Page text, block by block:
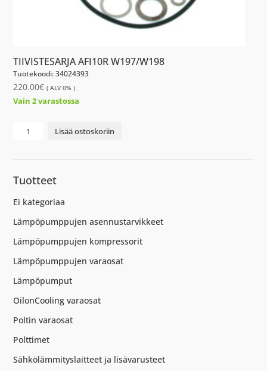
TIIVISTESARJA AFI10R W197/W198
Tuotekoodi: 34024393
220.00€ ( ALV 0% )
Vain 2 varastossa
TIIVISTESARJALisää ostoskoriin
Tuotteet
Ei kategoriaa
Lämpöpumppujen asennustarvikkeet
Lämpöpumppujen kompressorit
Lämpöpumppujen varaosat
Lämpöpumput
OilonCooling varaosat
Poltin varaosat
Polttimet
Sähkölämmityslaitteet ja lisävarusteet